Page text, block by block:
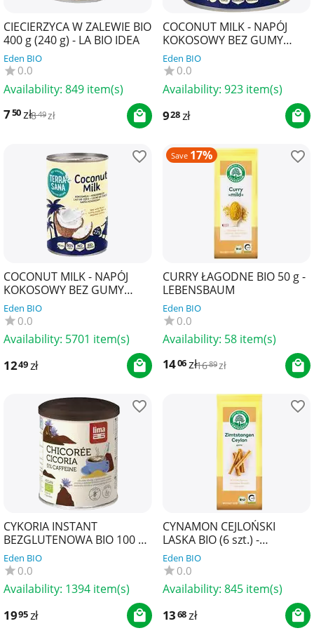
CIECIERZYCA W ZALEWIE BIO
400 g (240 g) - LA BIO IDEA
Eden BIO
0.0
Availability: 849 item(s)
750 zł849 zł
COCONUT MILK - NAPÓJ
KOKOSOWY BEZ GUMY
GUAR (22 % TŁUSZCZU) BIO
200 ml - TERRASANA
Eden BIO
0.0
Availability: 923 item(s)
928zł
COCONUT MILK - NAPÓJ
KOKOSOWY BEZ GUMY
GUAR (22 % TŁUSZCZU) BIO
400 ml - TERRASANA
Eden BIO
0.0
Availability: 5701 item(s)
1249zł
Save 17%
CURRY ŁAGODNE BIO 50 g -
LEBENSBAUM
Eden BIO
0.0
Availability: 58 item(s)
1406zł1689 zł
CYKORIA INSTANT
BEZGLUTENOWA BIO 100 g -
LIMA
Eden BIO
0.0
Availability: 1394 item(s)
1995zł
CYNAMON CEJLOŃSKI
LASKA BIO (6 szt.) -
LEBENSBAUM
Eden BIO
0.0
Availability: 845 item(s)
1368zł